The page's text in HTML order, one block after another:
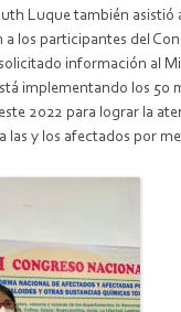
Luque también asistió
a los participantes del
información al
implementando los 50
2022 para lograr la
las y los afectados por